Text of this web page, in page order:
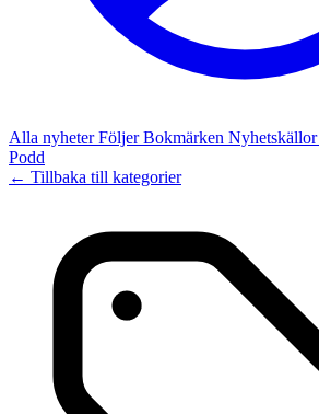
Alla nyheterFöljerBokmärken Nyhetskällor
Podd
← Tillbaka till kategorier